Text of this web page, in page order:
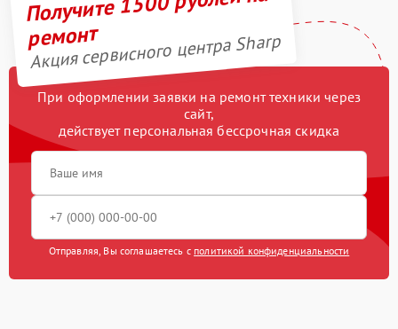
ремонт
Акция сервисного центра Sharp
При оформлении заявки на ремонт техники через
сайт,
действует персональная бессрочная скидка
Отправляя, Вы соглашаетесь с политикой конфиденциальности